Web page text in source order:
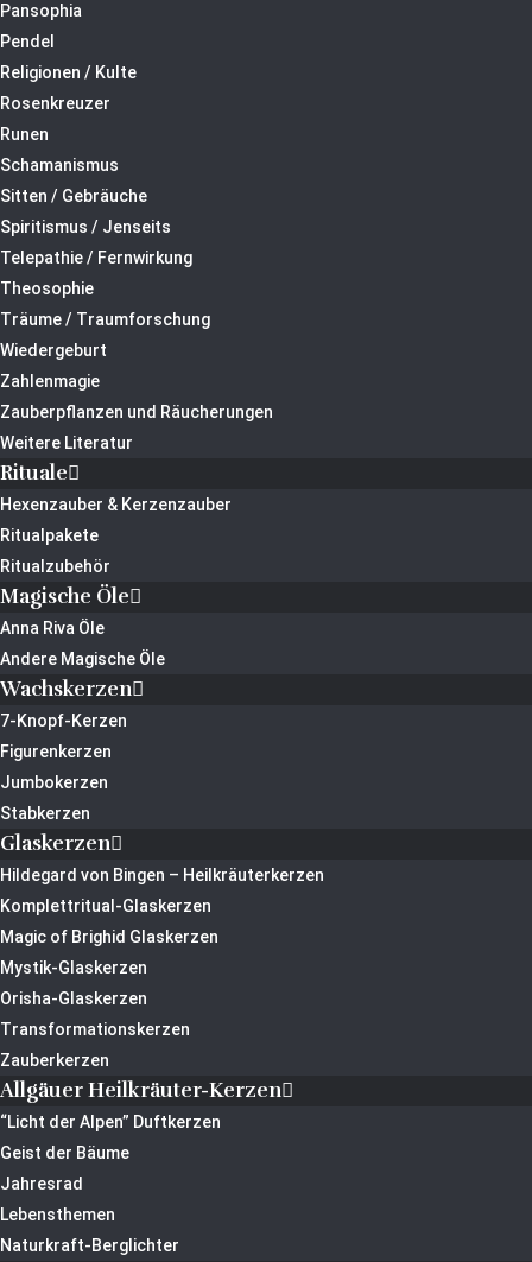
Pansophia
Pendel
Religionen / Kulte
Rosenkreuzer
Runen
Schamanismus
Sitten / Gebräuche
Spiritismus / Jenseits
Telepathie / Fernwirkung
Theosophie
Träume / Traumforschung
Wiedergeburt
Zahlenmagie
Zauberpflanzen und Räucherungen
Weitere Literatur
Rituale
Hexenzauber & Kerzenzauber
Ritualpakete
Ritualzubehör
Magische Öle
Anna Riva Öle
Andere Magische Öle
Wachskerzen
7-Knopf-Kerzen
Figurenkerzen
Jumbokerzen
Stabkerzen
Glaskerzen
Hildegard von Bingen – Heilkräuterkerzen
Komplettritual-Glaskerzen
Magic of Brighid Glaskerzen
Mystik-Glaskerzen
Orisha-Glaskerzen
Transformationskerzen
Zauberkerzen
Allgäuer Heilkräuter-Kerzen
“Licht der Alpen” Duftkerzen
Geist der Bäume
Jahresrad
Lebensthemen
Naturkraft-Berglichter